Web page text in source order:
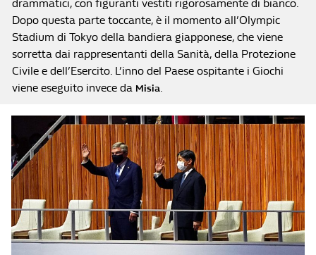
drammatici, con figuranti vestiti rigorosamente di bianco.
Dopo questa parte toccante, è il momento all’Olympic
Stadium di Tokyo della bandiera giapponese, che viene
sorretta dai rappresentanti della Sanità, della Protezione
Civile e dell’Esercito. L’inno del Paese ospitante i Giochi
viene eseguito invece da Misia